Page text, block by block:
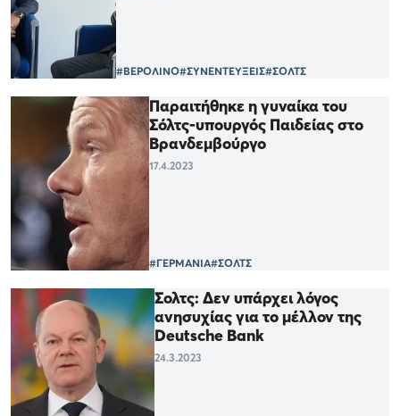
#ΒΕΡΟΛΙΝΟ#ΣΥΝΕΝΤΕΥΞΕΙΣ#ΣΟΛΤΣ
Παραιτήθηκε η γυναίκα του
Σόλτς-υπουργός Παιδείας στο
Βρανδεμβούργο
17.4.2023
#ΓΕΡΜΑΝΙΑ#ΣΟΛΤΣ
Σολτς: Δεν υπάρχει λόγος
ανησυχίας για το μέλλον της
Deutsche Bank
24.3.2023